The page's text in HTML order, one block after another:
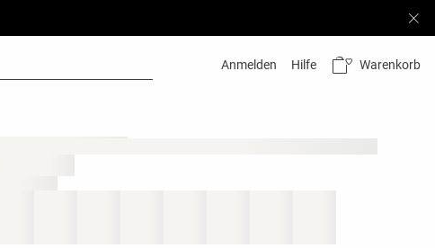
Anmelden Hilfe Warenkorb